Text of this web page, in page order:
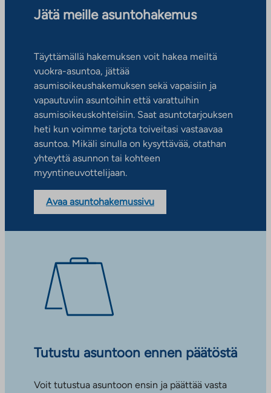
Jätä meille asuntohakemus
Täyttämällä hakemuksen voit hakea meiltä
vuokra-asuntoa, jättää
asumisoikeushakemuksen sekä vapaisiin ja
vapautuviin asuntoihin että varattuihin
asumisoikeuskohteisiin. Saat asuntotarjouksen
heti kun voimme tarjota toiveitasi vastaavaa
asuntoa. Mikäli sinulla on kysyttävää, otathan
yhteyttä asunnon tai kohteen
myyntineuvottelijaan.
Avaa asuntohakemussivu
Tutustu asuntoon ennen päätöstä
Voit tutustua asuntoon ensin ja päättää vasta